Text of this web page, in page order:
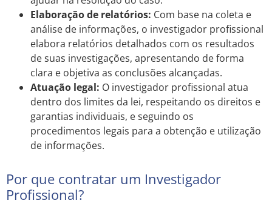
Elaboração de relatórios: Com base na coleta e
análise de informações, o investigador profissional
elabora relatórios detalhados com os resultados
de suas investigações, apresentando de forma
clara e objetiva as conclusões alcançadas.
Atuação legal: O investigador profissional atua
dentro dos limites da lei, respeitando os direitos e
garantias individuais, e seguindo os
procedimentos legais para a obtenção e utilização
de informações.
Por que contratar um Investigador
Profissional?